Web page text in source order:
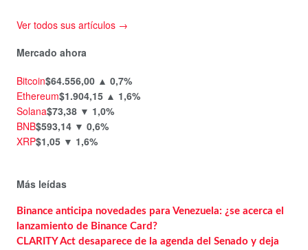
Ver todos sus artículos →
Mercado ahora
Bitcoin$64.556,00 ▲ 0,7%
Ethereum$1.904,15 ▲ 1,6%
Solana$73,38 ▼ 1,0%
BNB$593,14 ▼ 0,6%
XRP$1,05 ▼ 1,6%
Más leídas
Binance anticipa novedades para Venezuela: ¿se acerca el
lanzamiento de Binance Card?
CLARITY Act desaparece de la agenda del Senado y deja